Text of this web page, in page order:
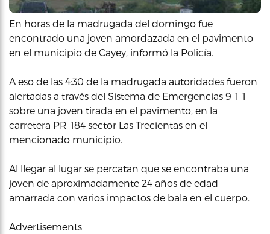
En horas de la madrugada del domingo fue
encontrado una joven amordazada en el pavimento
en el municipio de Cayey, informó la Policía.
A eso de las 4:30 de la madrugada autoridades fueron
alertadas a través del Sistema de Emergencias 9-1-1
sobre una joven tirada en el pavimento, en la
carretera PR-184 sector Las Trecientas en el
mencionado municipio.
Al llegar al lugar se percatan que se encontraba una
joven de aproximadamente 24 años de edad
amarrada con varios impactos de bala en el cuerpo.
Advertisements